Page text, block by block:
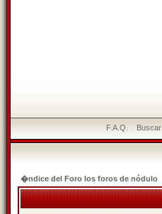
F.A.Q. Buscar
�ndice del Foro los foros de nódulo